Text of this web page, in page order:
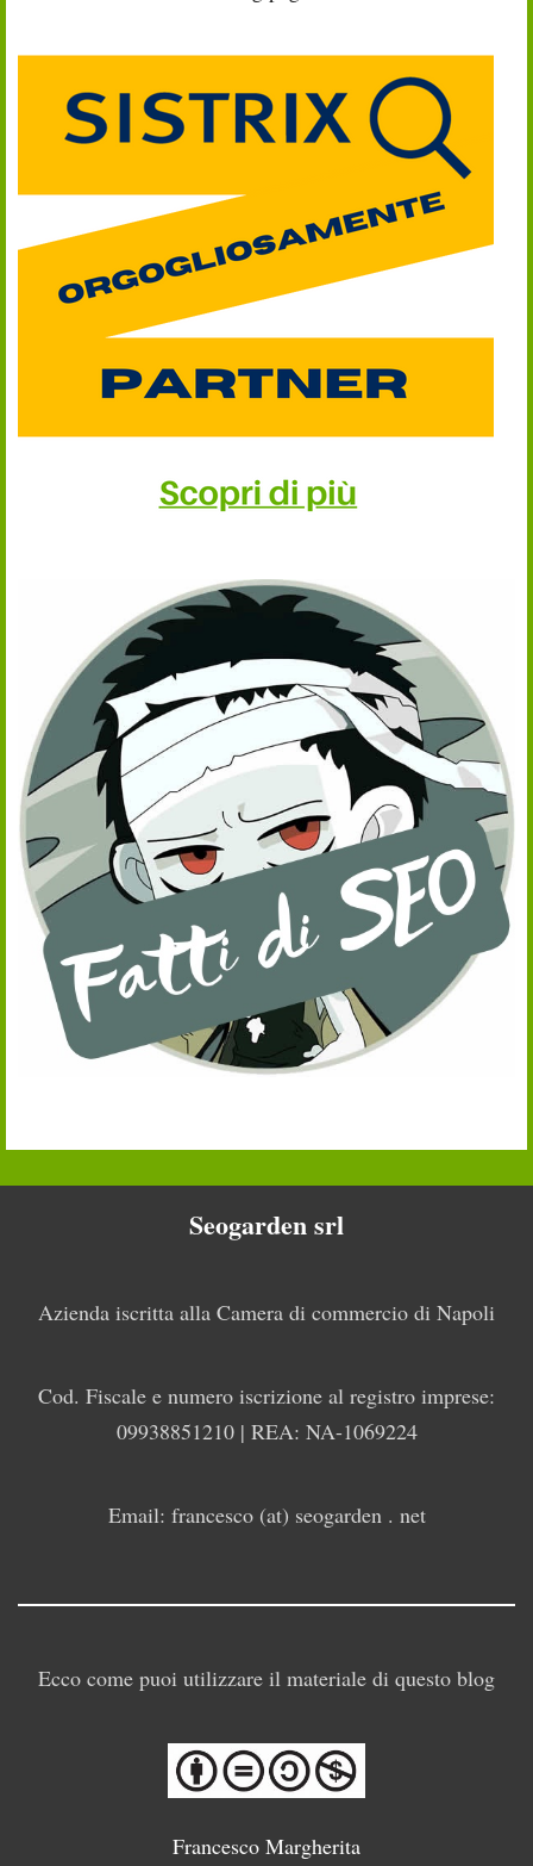
Seogarden srl
Azienda iscritta alla Camera di commercio di Napoli
Cod. Fiscale e numero iscrizione al registro imprese:
09938851210 | REA: NA-1069224
Email: francesco (at) seogarden . net
Ecco come puoi utilizzare il materiale di questo blog
Francesco Margherita